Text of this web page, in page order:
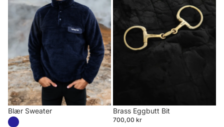
Blær Sweater Brass Eggbutt Bit
700,00 kr